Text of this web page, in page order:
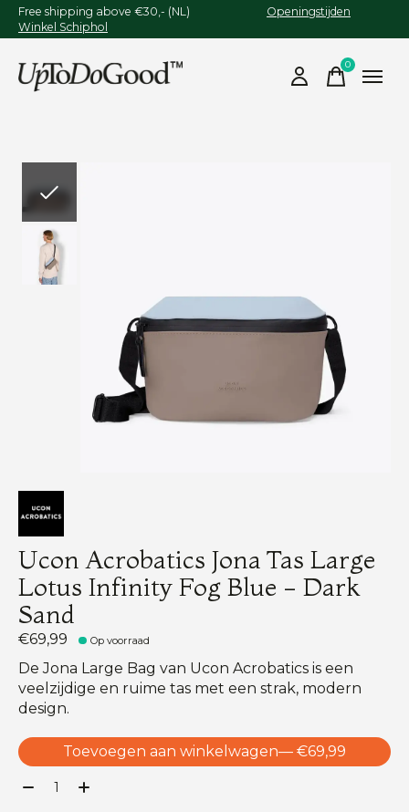
Free shipping above €30,- (NL) Openingstijden
Winkel Schiphol
0items
Ucon Acrobatics Jona Tas Large
Lotus Infinity Fog Blue - Dark
Sand
€69,99 Op voorraad
De Jona Large Bag van Ucon Acrobatics is een
veelzijdige en ruime tas met een strak, modern
design.
Toevoegen aan winkelwagen
— €69,99
Aantal: